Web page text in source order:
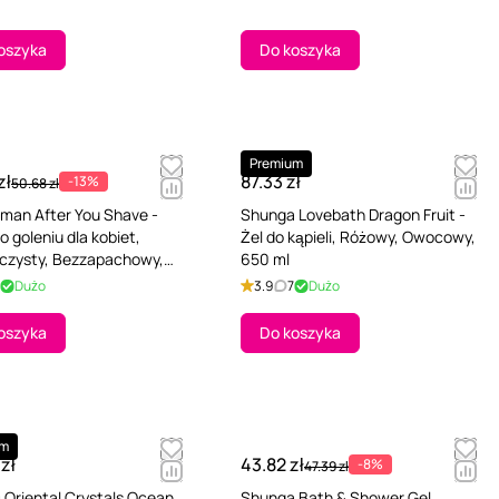
Do koszyka
50.68 zł -13%
After You Shave -
goleniu dla kobiet,
Bezzapachowy,
Dużo
Premium
87.33 zł
Shunga Lovebath Dragon Fruit -
Żel do kąpieli, Różowy, Owocowy,
650 ml
3.9 7 Dużo
Do koszyka
43.82 zł47.39 zł -8%